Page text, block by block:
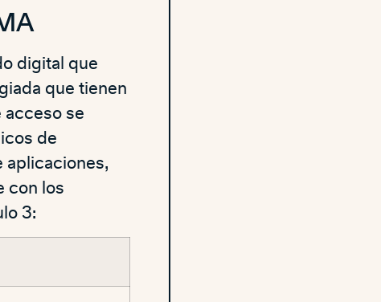
digital que
que tienen
acceso se
de
aplicaciones,
con los
3: